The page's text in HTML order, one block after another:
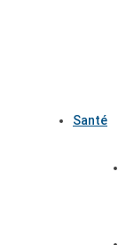
Santé